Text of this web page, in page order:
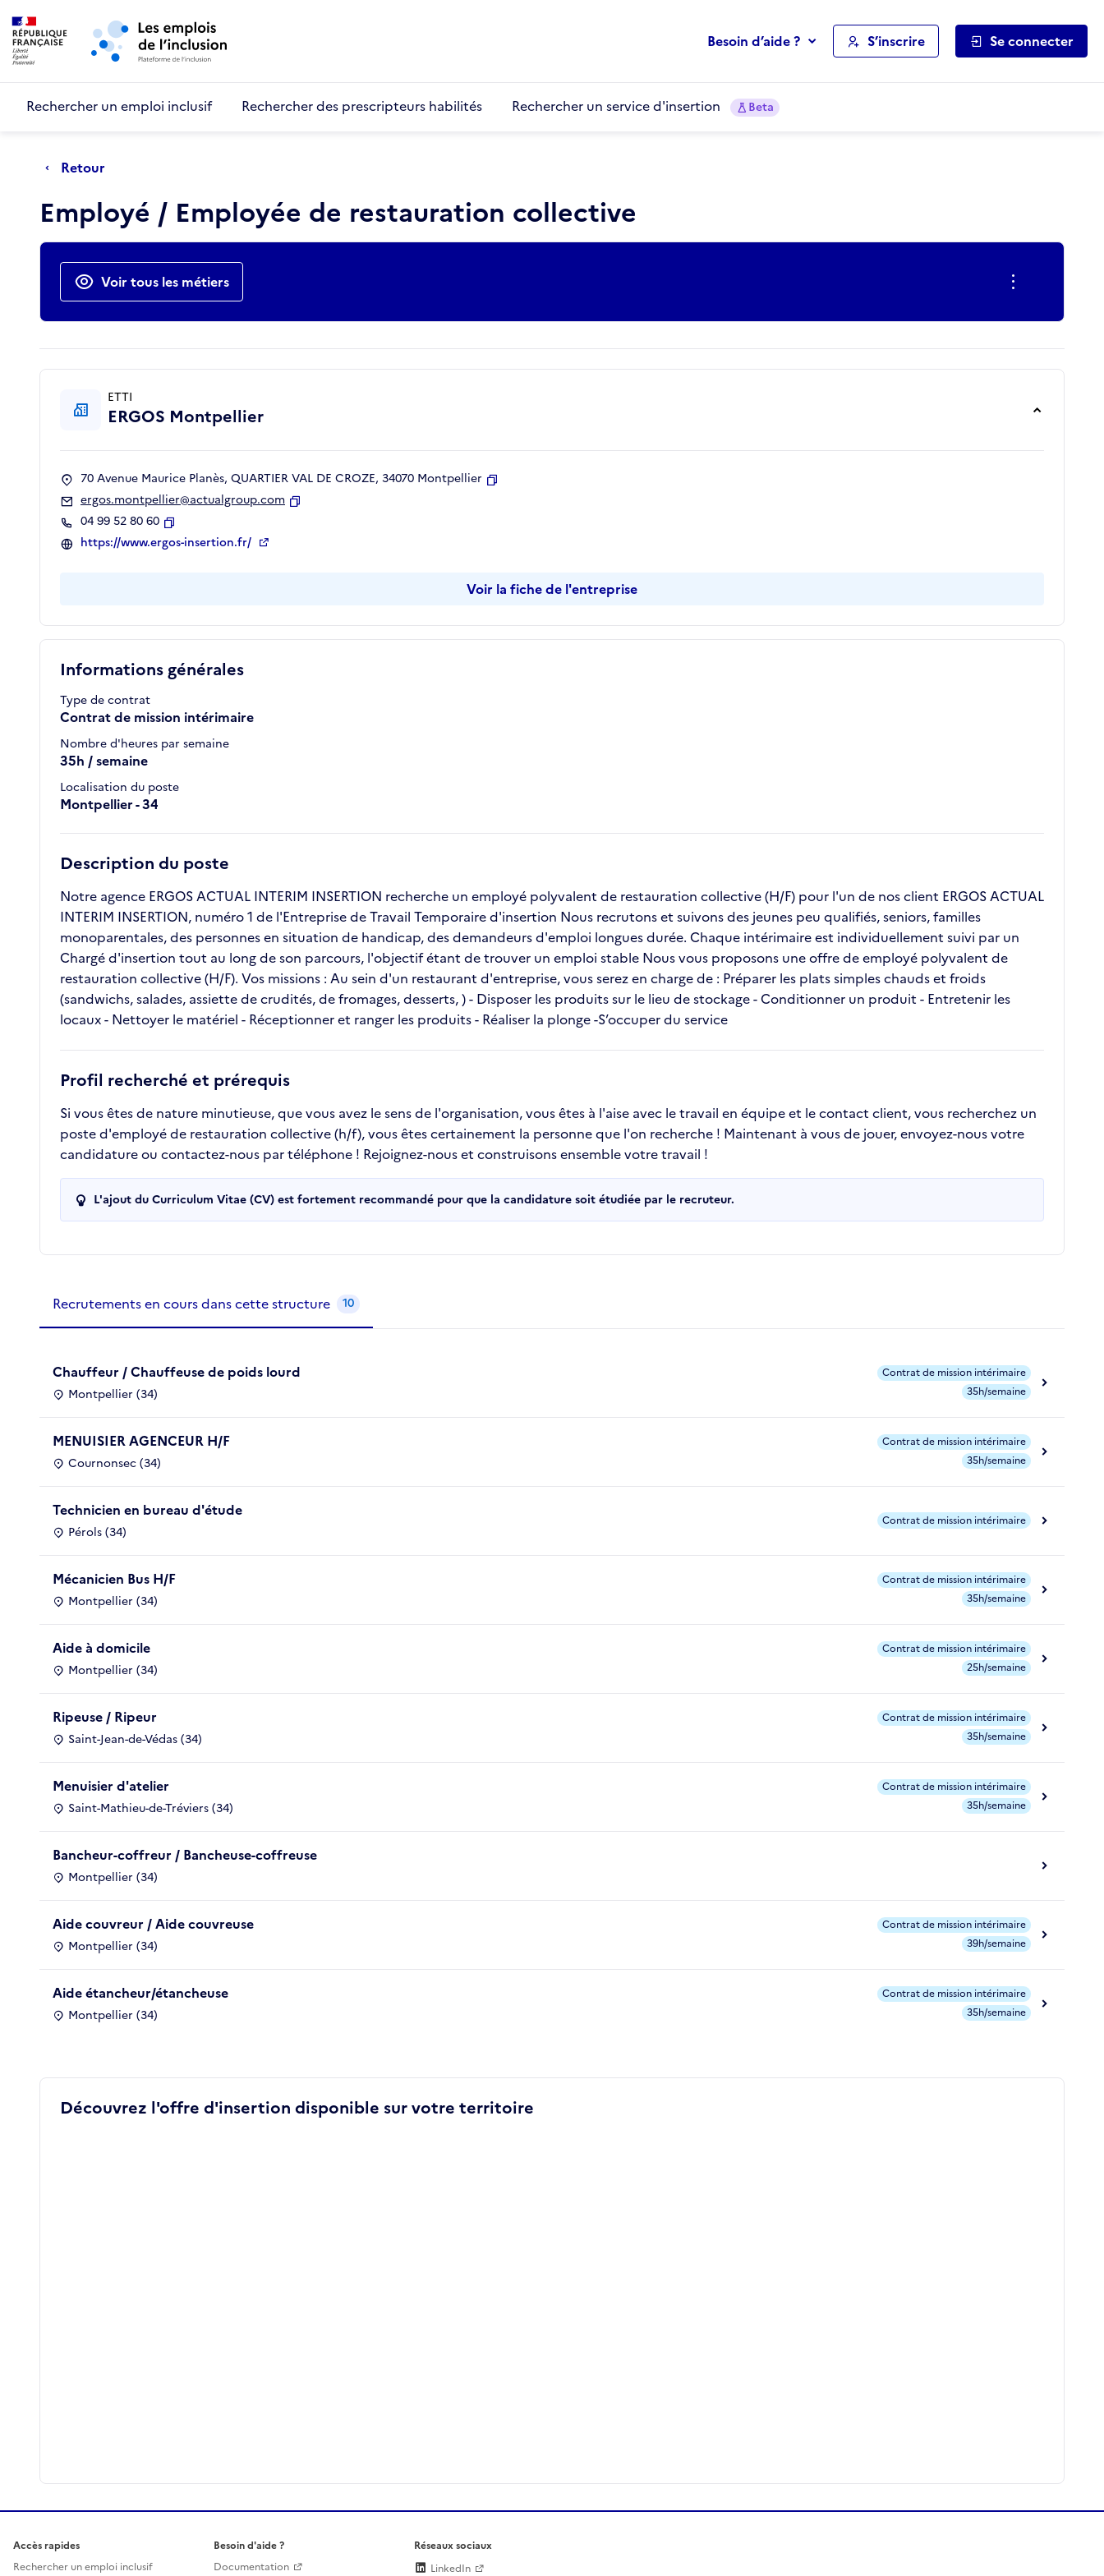
Aller au menu principal
Besoin d’aide ? S’inscrire Se connecter
Rechercher un emploi inclusif Rechercher des prescripteurs habilités Rechercher un service d'insertion Beta
Retour
Employé / Employée de restauration collective
Actions rapides
Voir tous les métiers
Informations générales
Type de contrat
Contrat de mission intérimaire
Nombre d'heures par semaine
35h / semaine
Localisation du poste
Montpellier - 34
Description du poste
Notre agence ERGOS ACTUAL INTERIM INSERTION recherche un employé polyvalent de restauration collective (H/F) pour l'un de nos client ERGOS ACTUAL
INTERIM INSERTION, numéro 1 de l'Entreprise de Travail Temporaire d'insertion Nous recrutons et suivons des jeunes peu qualifiés, seniors, familles
monoparentales, des personnes en situation de handicap, des demandeurs d'emploi longues durée. Chaque intérimaire est individuellement suivi par un
Chargé d'insertion tout au long de son parcours, l'objectif étant de trouver un emploi stable Nous vous proposons une offre de employé polyvalent de
restauration collective (H/F). Vos missions : Au sein d'un restaurant d'entreprise, vous serez en charge de : Préparer les plats simples chauds et froids
(sandwichs, salades, assiette de crudités, de fromages, desserts, ) - Disposer les produits sur le lieu de stockage - Conditionner un produit - Entretenir les
locaux - Nettoyer le matériel - Réceptionner et ranger les produits - Réaliser la plonge -S’occuper du service
Profil recherché et prérequis
Si vous êtes de nature minutieuse, que vous avez le sens de l'organisation, vous êtes à l'aise avec le travail en équipe et le contact client, vous recherchez un
poste d'employé de restauration collective (h/f), vous êtes certainement la personne que l'on recherche ! Maintenant à vous de jouer, envoyez-nous votre
candidature ou contactez-nous par téléphone ! Rejoignez-nous et construisons ensemble votre travail !
L'ajout du Curriculum Vitae (CV) est fortement recommandé pour que la candidature soit étudiée par le recruteur.
ETTI
ERGOS Montpellier
70 Avenue Maurice Planès, QUARTIER VAL DE CROZE, 34070 Montpellier
ergos.montpellier@actualgroup.com
04 99 52 80 60
Copier
https://www.ergos-insertion.fr/
Voir la fiche de l'entreprise
Recrutements de la structure
Recrutements en cours dans cette structure 10
Chauffeur / Chauffeuse de poids lourd
Montpellier (34)
Contrat de mission intérimaire
35h/semaine
MENUISIER AGENCEUR H/F
Cournonsec (34)
Contrat de mission intérimaire
35h/semaine
Technicien en bureau d'étude
Pérols (34)
Contrat de mission intérimaire
Mécanicien Bus H/F
Montpellier (34)
Contrat de mission intérimaire
35h/semaine
Aide à domicile
Montpellier (34)
Contrat de mission intérimaire
25h/semaine
Ripeuse / Ripeur
Saint-Jean-de-Védas (34)
Contrat de mission intérimaire
35h/semaine
Menuisier d'atelier
Saint-Mathieu-de-Tréviers (34)
Contrat de mission intérimaire
35h/semaine
Bancheur-coffreur / Bancheuse-coffreuse
Montpellier (34)
Aide couvreur / Aide couvreuse
Montpellier (34)
Contrat de mission intérimaire
39h/semaine
Aide étancheur/étancheuse
Montpellier (34)
Contrat de mission intérimaire
35h/semaine
Découvrez l'offre d'insertion disponible sur votre territoire
Accès rapides
Rechercher un emploi inclusif
Besoin d'aide ?
Documentation
Réseaux sociaux
LinkedIn